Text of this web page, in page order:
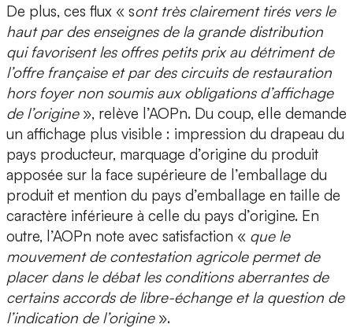
De plus, ces flux « sont très clairement tirés vers le
haut par des enseignes de la grande distribution
qui favorisent les offres petits prix au détriment de
l’offre française et par des circuits de restauration
hors foyer non soumis aux obligations d’affichage
de l’origine», relève l’AOPn. Du coup, elle demande
un affichage plus visible : impression du drapeau du
pays producteur, marquage d’origine du produit
apposée sur la face supérieure de l’emballage du
produit et mention du pays d’emballage en taille de
caractère inférieure à celle du pays d’origine. En
outre, l’AOPn note avec satisfaction « que le
mouvement de contestation agricole permet de
placer dans le débat les conditions aberrantes de
certains accords de libre-échange et la question de
l’indication de l’origine».